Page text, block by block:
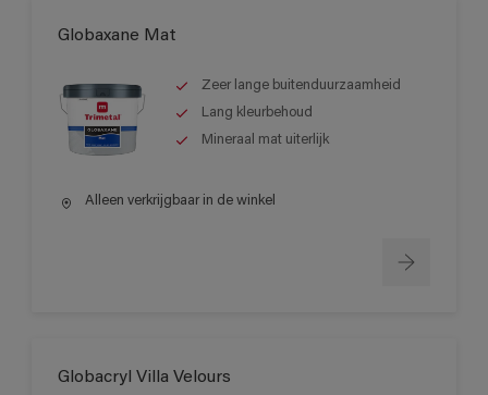
Globaxane Mat
Zeer lange buitenduurzaamheid
Lang kleurbehoud
Mineraal mat uiterlijk
Alleen verkrijgbaar in de winkel
Globacryl Villa Velours